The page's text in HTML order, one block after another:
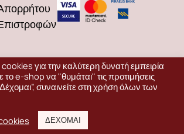
ProductionEDINET
για την καλύτερη δυνατή εμπειρία
e-shop να "θυμάται" τις προτιμήσεις
συναινείτε στη χρήση όλων των
ΔΕΧΟΜΑΙ
ΜΕΤΑΦΟΡΙΚΑ